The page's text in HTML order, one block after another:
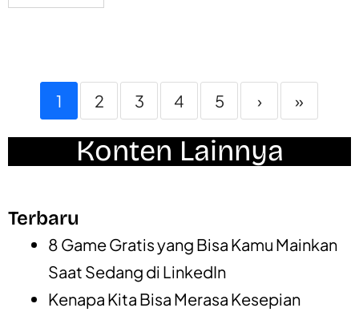
1 2 3 4 5 › »
Konten Lainnya
Terbaru
8 Game Gratis yang Bisa Kamu Mainkan
Saat Sedang di LinkedIn
Kenapa Kita Bisa Merasa Kesepian